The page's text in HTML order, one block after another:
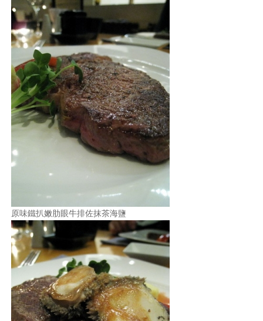
原味鐵扒嫩肋眼牛排佐抹茶海鹽